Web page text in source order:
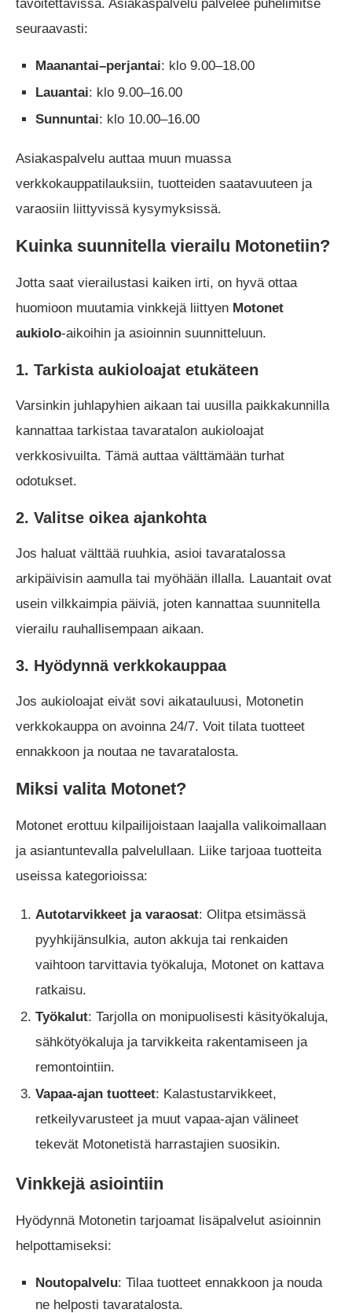
tavoitettavissa. Asiakaspalvelu palvelee puhelimitse
seuraavasti:
Maanantai–perjantai: klo 9.00–18.00
Lauantai: klo 9.00–16.00
Sunnuntai: klo 10.00–16.00
Asiakaspalvelu auttaa muun muassa
verkkokauppatilauksiin, tuotteiden saatavuuteen ja
varaosiin liittyvissä kysymyksissä.
Kuinka suunnitella vierailu Motonetiin?
Jotta saat vierailustasi kaiken irti, on hyvä ottaa
huomioon muutamia vinkkejä liittyen Motonet
aukiolo-aikoihin ja asioinnin suunnitteluun.
1. Tarkista aukioloajat etukäteen
Varsinkin juhlapyhien aikaan tai uusilla paikkakunnilla
kannattaa tarkistaa tavaratalon aukioloajat
verkkosivuilta. Tämä auttaa välttämään turhat
odotukset.
2. Valitse oikea ajankohta
Jos haluat välttää ruuhkia, asioi tavaratalossa
arkipäivisin aamulla tai myöhään illalla. Lauantait ovat
usein vilkkaimpia päiviä, joten kannattaa suunnitella
vierailu rauhallisempaan aikaan.
3. Hyödynnä verkkokauppaa
Jos aukioloajat eivät sovi aikatauluusi, Motonetin
verkkokauppa on avoinna 24/7. Voit tilata tuotteet
ennakkoon ja noutaa ne tavaratalosta.
Miksi valita Motonet?
Motonet erottuu kilpailijoistaan laajalla valikoimallaan
ja asiantuntevalla palvelullaan. Liike tarjoaa tuotteita
useissa kategorioissa:
Autotarvikkeet ja varaosat: Olitpa etsimässä
pyyhkijänsulkia, auton akkuja tai renkaiden
vaihtoon tarvittavia työkaluja, Motonet on kattava
ratkaisu.
Työkalut: Tarjolla on monipuolisesti käsityökaluja,
sähkötyökaluja ja tarvikkeita rakentamiseen ja
remontointiin.
Vapaa-ajan tuotteet: Kalastustarvikkeet,
retkeilyvarusteet ja muut vapaa-ajan välineet
tekevät Motonetistä harrastajien suosikin.
Vinkkejä asiointiin
Hyödynnä Motonetin tarjoamat lisäpalvelut asioinnin
helpottamiseksi:
Noutopalvelu: Tilaa tuotteet ennakkoon ja nouda
ne helposti tavaratalosta.